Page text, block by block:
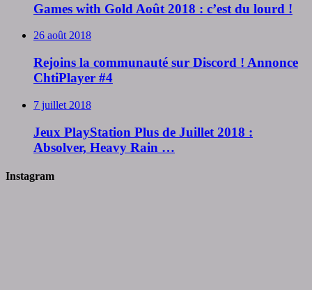
Games with Gold Août 2018 : c’est du lourd !
26 août 2018
Rejoins la communauté sur Discord ! Annonce
ChtiPlayer #4
7 juillet 2018
Jeux PlayStation Plus de Juillet 2018 :
Absolver, Heavy Rain …
Instagram